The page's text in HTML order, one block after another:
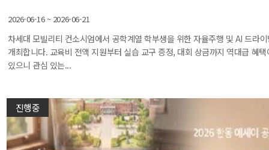
2026-06-16 ~ 2026-06-21
차세대 모빌리티 컨소시엄에서 공학계열 학부생을 위한 자율주행 및 AI 드라
개최합니다. 교육비 전액 지원부터 실습 교구 증정, 대회 상금까지 역대급 혜
있으니 관심 있는...
진행중